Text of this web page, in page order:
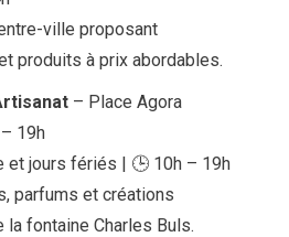
Accueil
adresses
ville proposant
produits à prix abordables.
– Place Agora
19h
et jours fériés | 🕒 10h – 19h
parfums et créations
la fontaine Charles Buls.